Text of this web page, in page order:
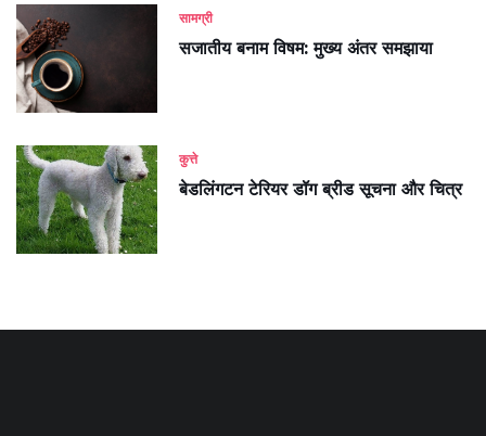
सामग्री
सजातीय बनाम विषम: मुख्य अंतर समझाया
कुत्ते
बेडलिंगटन टेरियर डॉग ब्रीड सूचना और चित्र